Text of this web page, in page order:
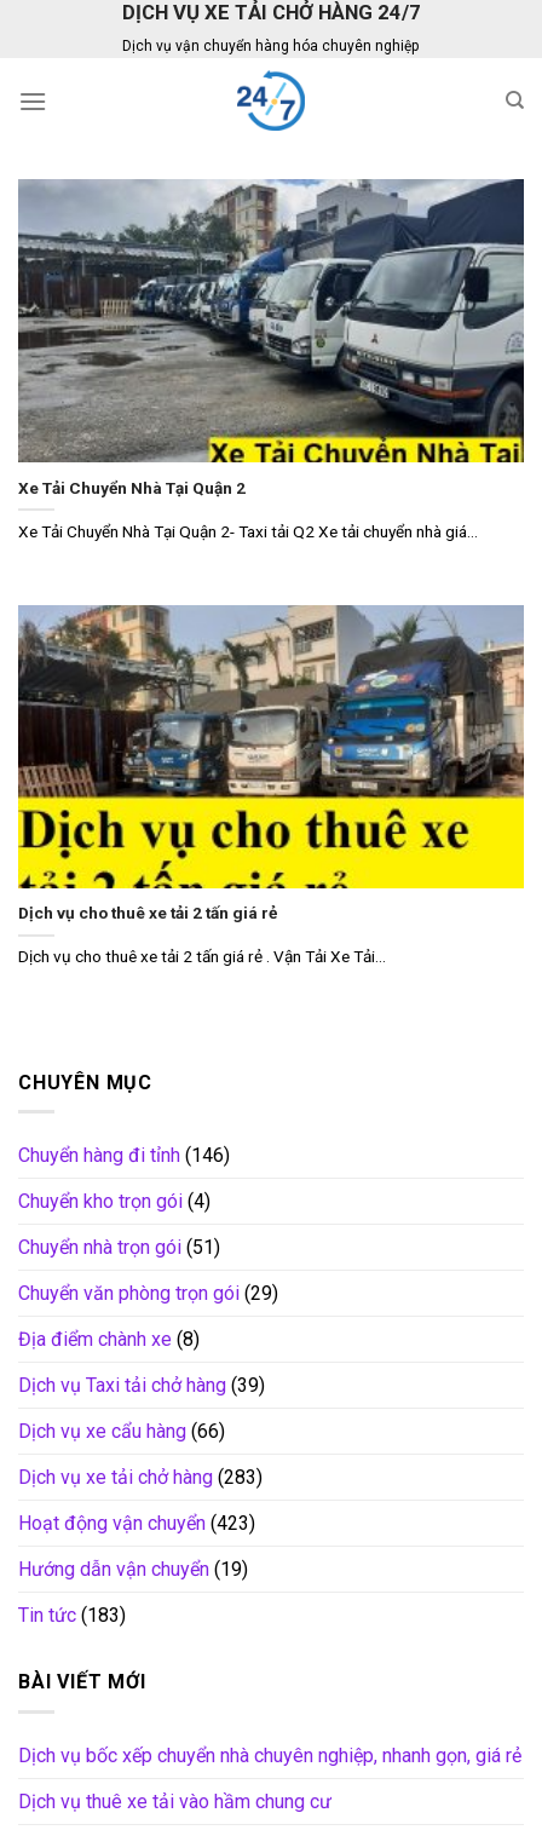
DỊCH VỤ XE TẢI CHỞ HÀNG 24/7
Dịch vụ vận chuyển hàng hóa chuyên nghiệp
Xe Tải Chuyển Nhà Tại Quận 2
Xe Tải Chuyển Nhà Tại Quận 2- Taxi tải Q2 Xe tải chuyển nhà giá...
Dịch vụ cho thuê xe tải 2 tấn giá rẻ
Dịch vụ cho thuê xe tải 2 tấn giá rẻ . Vận Tải Xe Tải...
CHUYÊN MỤC
Chuyển hàng đi tỉnh (146)
Chuyển kho trọn gói (4)
Chuyển nhà trọn gói (51)
Chuyển văn phòng trọn gói (29)
Địa điểm chành xe (8)
Dịch vụ Taxi tải chở hàng (39)
Dịch vụ xe cẩu hàng (66)
Dịch vụ xe tải chở hàng (283)
Hoạt động vận chuyển (423)
Hướng dẫn vận chuyển (19)
Tin tức (183)
BÀI VIẾT MỚI
Dịch vụ bốc xếp chuyển nhà chuyên nghiệp, nhanh gọn, giá rẻ
Dịch vụ thuê xe tải vào hầm chung cư